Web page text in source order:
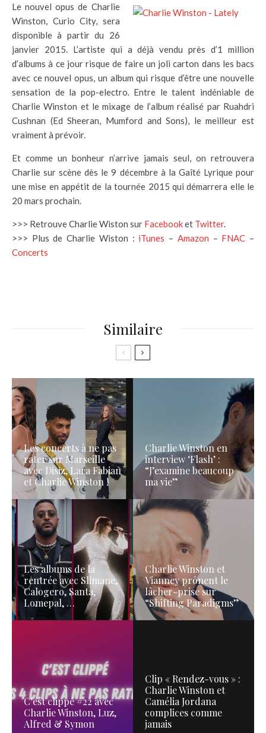
Le nouvel opus de Charlie
Winston, Curio City, sera
disponible à partir du 26
janvier 2015. L’artiste qui a déjà vendu près d’1 million
d’albums à ce jour risque de faire un joli carton dans les bacs
avec ce nouvel opus, un album qui risque d’être une nouvelle
sensation de la pop-electro. Entre le talent indéniable de
Charlie Winston et le mixage de l’album réalisé par Ruahdri
Cushnan (Ed Sheeran, Mumford and Sons), le meilleur est
vraiment à prévoir.
Et comme un bonheur n’arrive jamais seul, on retrouvera
Charlie sur scène dès le 9 décembre à la Gaîté Lyrique pour
une mise en appétit de la tournée 2015 qui démarrera elle le
20 mars prochain.
>>> Retrouve Charlie Wiston sur Facebooket Twitter.
>>> Plus de Charlie Wiston : iTunes – Amazon – FNAC –
Concerts
Similaire
Les concerts à ne pas
rater sur Marseille
avec Disiz, Lara Fabian
et Charlie Winston !
Charlie Winston en
interview ‘Flash’ :
“J’examine beaucoup
ma vie”
Les albums de la
rentrée avec Slimane,
Calogero, Santa,
Lomepal, …
Charlie Winston et
Vianney prônent le
lâcher-prise sur
“Shifting Paradigms”
C’est clippé #22 avec
Charlie Winston, Luz,
Alfred & Symon
Clip « Rendez-vous » :
Charlie Winston et
Camélia Jordana
complices comme
jamais